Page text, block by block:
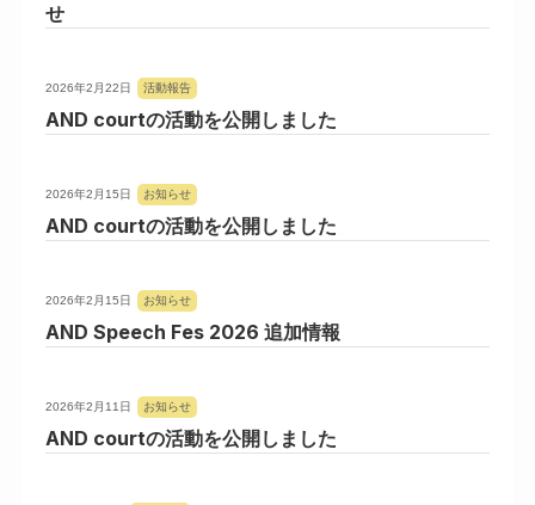
せ
2026年2月22日 活動報告
AND courtの活動を公開しました
2026年2月15日 お知らせ
AND courtの活動を公開しました
2026年2月15日 お知らせ
AND Speech Fes 2026 追加情報
2026年2月11日 お知らせ
AND courtの活動を公開しました